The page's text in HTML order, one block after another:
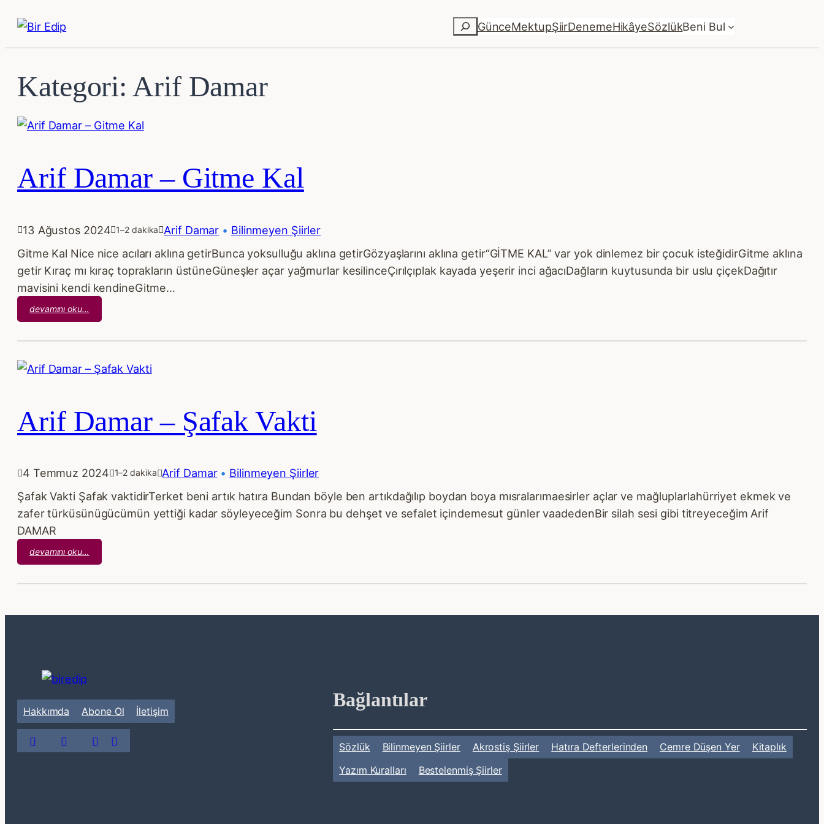
geç
Ara GünceMektupŞiirDenemeHikâyeSözlükBeni Bul
Kategori: Arif Damar
Arif Damar – Gitme Kal
13 Ağustos 2024 1–2 dakika Arif Damar • Bilinmeyen Şiirler
Gitme Kal Nice nice acıları aklına getirBunca yoksulluğu aklına getirGözyaşlarını aklına getir“GİTME KAL” var yok dinlemez bir çocuk isteğidirGitme aklına
getir Kıraç mı kıraç toprakların üstüneGüneşler açar yağmurlar kesilinceÇırılçıplak kayada yeşerir inci ağacıDağların kuytusunda bir uslu çiçekDağıtır
mavisini kendi kendineGitme…
devamını oku…
Arif
Gitme
Kal
Arif Damar – Şafak Vakti
4 Temmuz 2024 1–2 dakika Arif Damar • Bilinmeyen Şiirler
Şafak Vakti Şafak vaktidirTerket beni artık hatıra Bundan böyle ben artıkdağılıp boydan boya mısralarımaesirler açlar ve mağluplarlahürriyet ekmek ve
zafer türküsünügücümün yettiği kadar söyleyeceğim Sonra bu dehşet ve sefalet içindemesut günler vaadedenBir silah sesi gibi titreyeceğim Arif
DAMAR
devamını oku…
Arif
Vakti
Hakkımda Abone Ol İletişim
Bağlantılar
Sözlük Bilinmeyen Şiirler Akrostiş Şiirler Hatıra Defterlerinden Cemre Düşen Yer
Kitaplık
Yazım Kuralları
Bestelenmiş Şiirler